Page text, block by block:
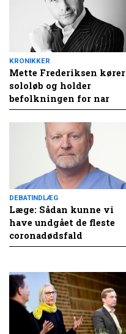
KRONIKKER
Mette Frederiksen kører
sololøb og holder
befolkningen for nar
DEBATINDLÆG
Læge: Sådan kunne vi
have undgået de fleste
coronadødsfald